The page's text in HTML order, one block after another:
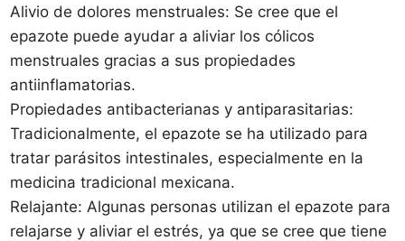
Alivio de dolores menstruales: Se cree que el
epazote puede ayudar a aliviar los cólicos
menstruales gracias a sus propiedades
antiinflamatorias.
Propiedades antibacterianas y antiparasitarias:
Tradicionalmente, el epazote se ha utilizado para
tratar parásitos intestinales, especialmente en la
medicina tradicional mexicana.
Relajante: Algunas personas utilizan el epazote para
relajarse y aliviar el estrés, ya que se cree que tiene